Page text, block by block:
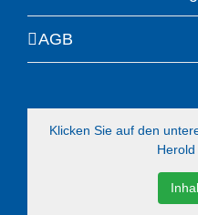
AGB
Klicken Sie auf den